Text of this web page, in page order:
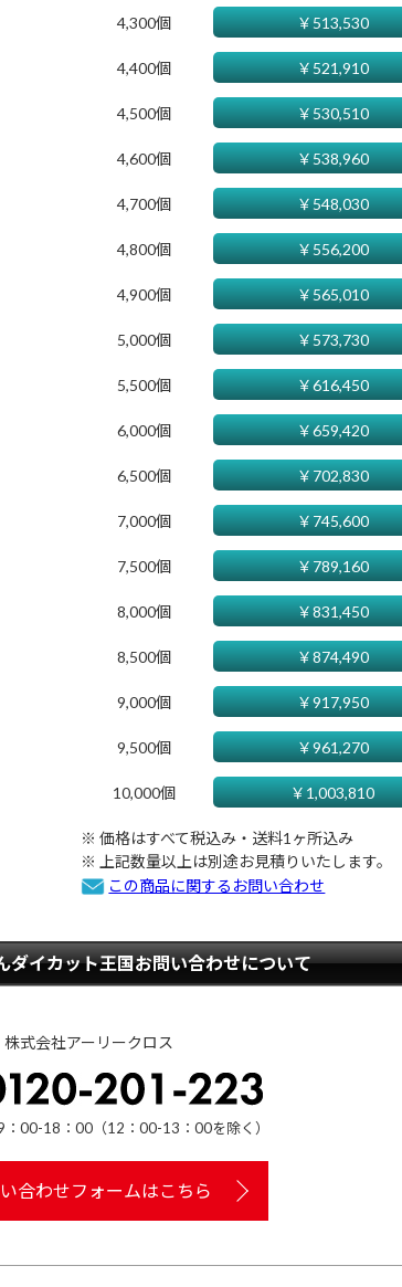
4,300個 ￥513,530
4,400個 ￥521,910
4,500個 ￥530,510
4,600個 ￥538,960
4,700個 ￥548,030
4,800個 ￥556,200
4,900個 ￥565,010
5,000個 ￥573,730
5,500個 ￥616,450
6,000個 ￥659,420
6,500個 ￥702,830
7,000個 ￥745,600
7,500個 ￥789,160
8,000個 ￥831,450
8,500個 ￥874,490
9,000個 ￥917,950
9,500個 ￥961,270
10,000個 ￥1,003,810
価格はすべて税込み・送料1ヶ所込み
上記数量以上は別途お見積りいたします。
この商品に関するお問い合わせ
ダイカット王国お問い合わせについて
株式会社アーリークロス
：00-18：00（12：00-13：00を除く）
合わせフォームはこちら